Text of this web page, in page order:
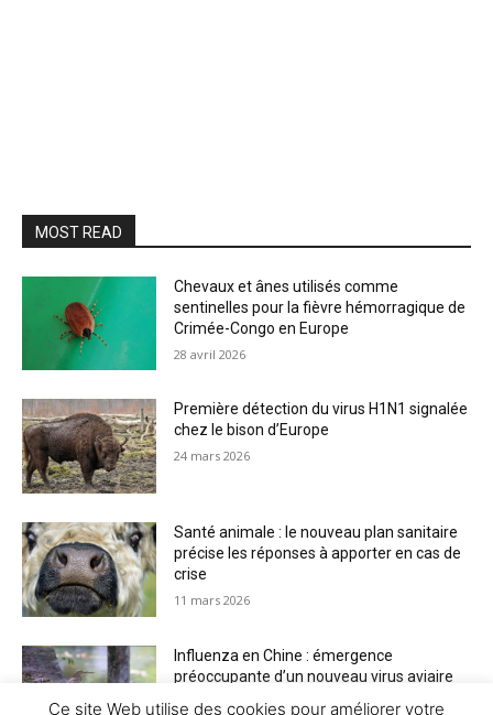
MOST READ
Chevaux et ânes utilisés comme
sentinelles pour la fièvre hémorragique de
Crimée-Congo en Europe
28 avril 2026
Première détection du virus H1N1 signalée
chez le bison d’Europe
24 mars 2026
Santé animale : le nouveau plan sanitaire
précise les réponses à apporter en cas de
crise
11 mars 2026
Influenza en Chine : émergence
préoccupante d’un nouveau virus aviaire
Ce site Web utilise des cookies pour améliorer votre